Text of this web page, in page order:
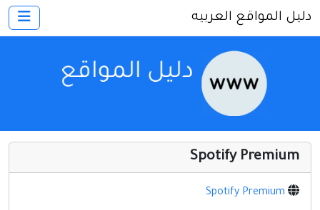
اتصل بنا
أخرى ومنوعه
إنترنت وشبكات
دليل المواقع العربيه
Spotify Premium
Spotify Premium